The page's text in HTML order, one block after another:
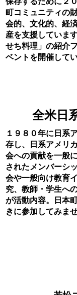
町コミュニティの
会的、文化的、経
産を支援しています
せち料理」の紹介
ベントを開催してい
全米日
１９８０年に日系
存し、日系アメリ
会への貢献を一般
されたメンバーシ
会や一般向け教育
究、教師・学生へ
が活動内容。日本
きに参加してみま